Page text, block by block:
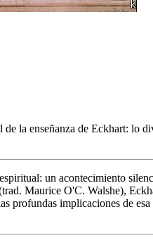
la enseñanza de Eckhart: lo
un acontecimiento
Maurice O'C. Walshe),
profundas implicaciones de